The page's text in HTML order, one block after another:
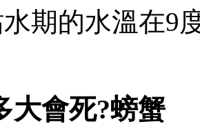
期的水溫在9
大會死?螃蟹